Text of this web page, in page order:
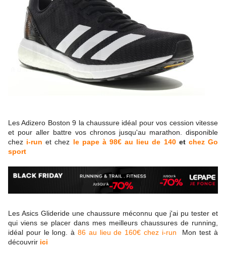
Les Adizero Boston 9 la chaussure idéal pour vos cession vitesse
et pour aller battre vos chronos jusqu'au marathon. disponible
chez i-run et chez le pape à 98€ au lieu de 140et chez Go
sport
Les Asics Glideride une chaussure méconnu que j'ai pu tester et
qui viens se placer dans mes meilleurs chaussures de running,
idéal pour le long. à 86 au lieu de 160€ chez i-run
Mon test à
découvrir ici